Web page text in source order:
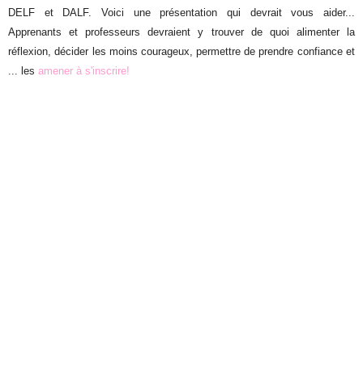
DELF et DALF. Voici une présentation qui devrait vous aider...
Apprenants et professeurs devraient y trouver de quoi alimenter la
réflexion, décider les moins courageux, permettre de prendre confiance et
... lesamener à s'inscrire!